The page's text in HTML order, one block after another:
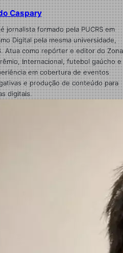
Caspary
jornalista formado pela PUCRS em
Digital pela mesma universidade,
Atua como repórter e editor do Zona
Internacional, futebol gaúcho e
em cobertura de eventos
e produção de conteúdo para
digitais.